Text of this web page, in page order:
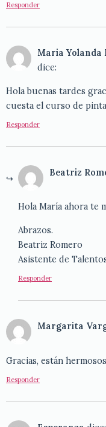
Responder
Maria
dice:
Hola buenas tardes
cuesta el curso de
Responder
Beatriz
Hola María ahora te
Abrazos.
Beatriz Romero
Asistente de
Responder
Margarita
Gracias, están
Responder